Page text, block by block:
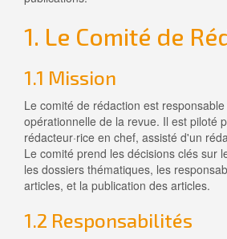
1. Le Comité de
1.1 Mission
Le comité de rédaction est
opérationnelle de la revue. Il est piloté
rédacteur·rice en chef, assisté d'un
Le comité prend les décisions clés sur
les dossiers thématiques, les
articles, et la publication des articles.
1.2 Responsabilités